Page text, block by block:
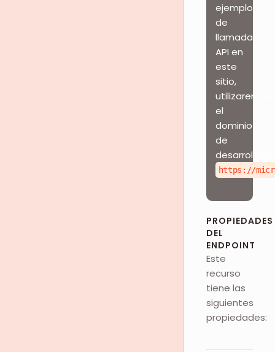
ejemplos
de
llamadas
API en
este
sitio,
utilizaremos
el
dominio
de
https://
PROPIEDADES
DEL
ENDPOINT
Este
recurso
tiene las
siguientes
propiedades: